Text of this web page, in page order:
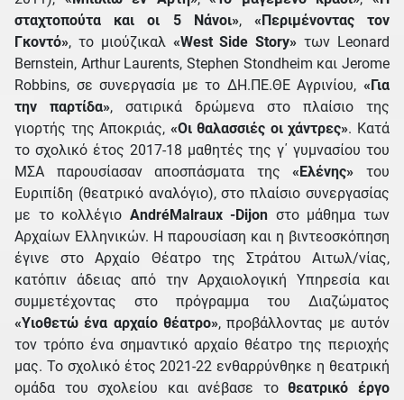
σταχτοπούτα και οι 5 Νάνοι», «Περιμένοντας τον
Γκοντό», το μιούζικαλ «West Side Story» των Leonard
Bernstein, Arthur Laurents, Stephen Stondheim και Jerome
Robbins, σε συνεργασία με το ΔΗ.ΠΕ.ΘΕ Αγρινίου, «Για
την παρτίδα», σατιρικά δρώμενα στο πλαίσιο της
γιορτής της Αποκριάς, «Οι θαλασσιές οι χάντρες». Κατά
το σχολικό έτος 2017-18 μαθητές της γ΄ γυμνασίου του
ΜΣΑ παρουσίασαν αποσπάσματα της«Ελένης» του
Ευριπίδη (θεατρικό αναλόγιο), στο πλαίσιο συνεργασίας
με το κολλέγιο AndréMalraux -Dijon στο μάθημα των
Αρχαίων Ελληνικών. Η παρουσίαση και η βιντεοσκόπηση
έγινε στο Αρχαίο Θέατρο της Στράτου Αιτωλ/νίας,
κατόπιν άδειας από την Αρχαιολογική Υπηρεσία και
συμμετέχοντας στο πρόγραμμα του Διαζώματος
«Υιοθετώ ένα αρχαίο θέατρο», προβάλλοντας με αυτόν
τον τρόπο ένα σημαντικό αρχαίο θέατρο της περιοχής
μας. Το σχολικό έτος 2021-22 ενθαρρύνθηκε η θεατρική
ομάδα του σχολείου και ανέβασε τοθεατρικό έργο